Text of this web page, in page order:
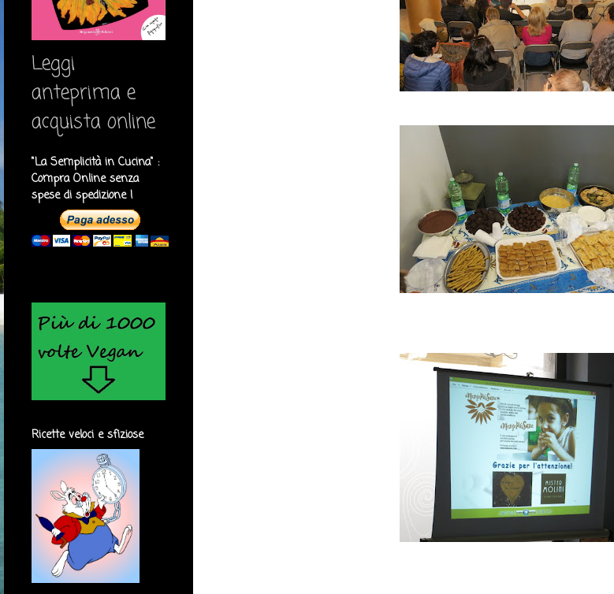
Leggi
anteprima e
acquista online
"La Semplicità in Cucina" :
Compra Online senza
spese di spedizione !
Ricette veloci e sfiziose